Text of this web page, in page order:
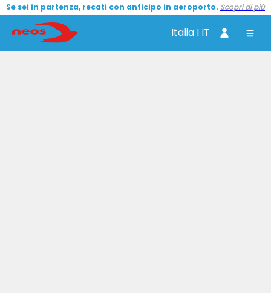
Se sei in partenza, recati con anticipo in aeroporto. Scopri di più
Italia I IT